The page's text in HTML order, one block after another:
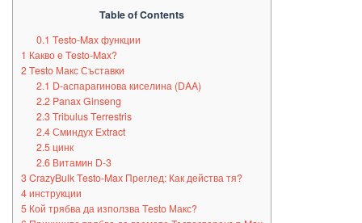
Table of Contents
0.1 Testo-Max функции
1 Какво е Testo-Max?
2Testo Макс Съставки
2.1 D-аспарагинова киселина (DAA)
2.2Panax Ginseng
2.3Tribulus Terrestris
2.4Сминдух Extract
2.5цинк
2.6Витамин D-3
3CrazyBulk Testo-Max Преглед: Как действа тя?
4инструкции
5 Кой трябва да използва Testo Макс?